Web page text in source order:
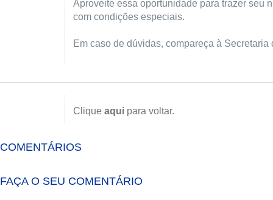
Aproveite essa oportunidade para trazer seu
com condições especiais.
Em caso de dúvidas, compareça à Secretaria
Clique aqui para voltar.
COMENTÁRIOS
FAÇA O SEU COMENTÁRIO